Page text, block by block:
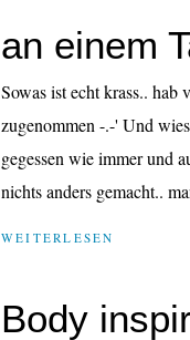
an einem
Sowas ist echt krass.. hab
zugenommen -.-' Und
gegessen wie immer und
nichts anders gemacht..
WEITERLESEN
Body